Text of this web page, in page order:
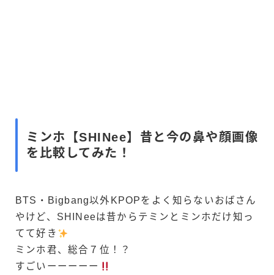
ミンホ【SHINee】昔と今の鼻や顔画像
を比較してみた！
BTS・Bigbang以外KPOPをよく知らないおばさん
やけど、SHINeeは昔からテミンとミンホだけ知っ
てて好き
ミンホ君、総合７位！？
すごいーーーーー